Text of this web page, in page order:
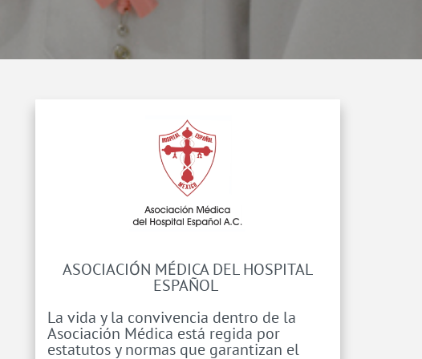
ASOCIACIÓN MÉDICA DEL HOSPITAL
ESPAÑOL
La vida y la convivencia dentro de la
Asociación Médica está regida por
estatutos y normas que garantizan el